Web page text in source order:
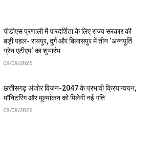
पीडीएस प्रणाली में पारदर्शिता के लिए राज्य सरकार की
बड़ी पहल- रायपुर, दुर्ग और बिलासपुर में तीन ‘अन्नपूर्ति
ग्रेन एटीएम‘ का शुभारंभ
08/08/2026
छत्तीसगढ़ अंजोर विजन-2047 के प्रभावी क्रियान्वयन,
मॉनिटरिंग और मूल्यांकन को मिलेगी नई गति
08/08/2026